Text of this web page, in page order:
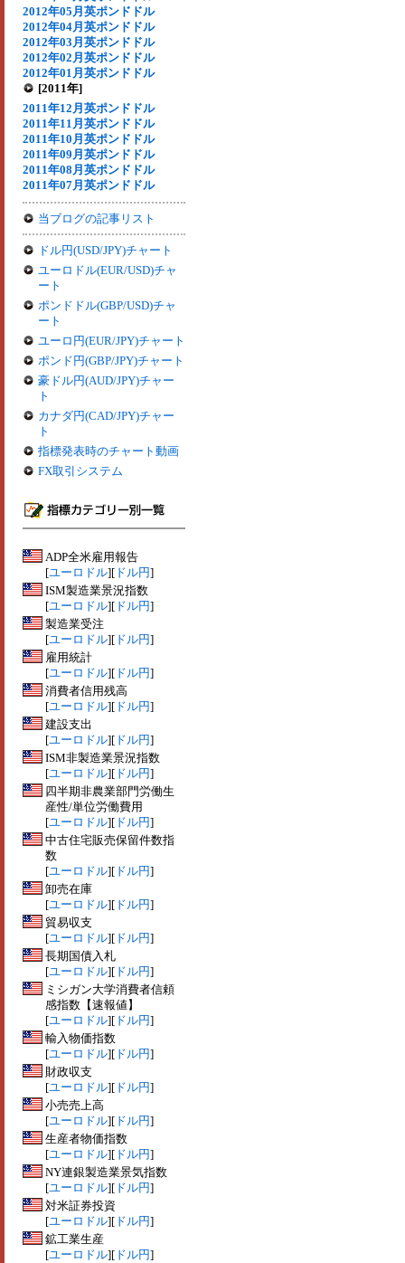
2012年05月英ポンドドル
2012年04月英ポンドドル
2012年03月英ポンドドル
2012年02月英ポンドドル
2012年01月英ポンドドル
[2011年]
2011年12月英ポンドドル
2011年11月英ポンドドル
2011年10月英ポンドドル
2011年09月英ポンドドル
2011年08月英ポンドドル
2011年07月英ポンドドル
当ブログの記事リスト
ドル円(USD/JPY)チャート
ユーロドル(EUR/USD)チャ
ート
ポンドドル(GBP/USD)チャ
ート
ユーロ円(EUR/JPY)チャート
ポンド円(GBP/JPY)チャート
豪ドル円(AUD/JPY)チャー
ト
カナダ円(CAD/JPY)チャー
ト
指標発表時のチャート動画
FX取引システム
ADP全米雇用報告
[ユーロドル][ ドル円]
ISM製造業景況指数
[ユーロドル][ ドル円]
製造業受注
[ユーロドル][ ドル円]
雇用統計
[ユーロドル][ ドル円]
消費者信用残高
[ユーロドル][ ドル円]
建設支出
[ユーロドル][ ドル円]
ISM非製造業景況指数
[ユーロドル][ ドル円]
四半期非農業部門労働生
産性/単位労働費用
[ユーロドル][ ドル円]
中古住宅販売保留件数指
数
[ユーロドル][ ドル円]
卸売在庫
[ユーロドル][ ドル円]
貿易収支
[ユーロドル][ ドル円]
長期国債入札
[ユーロドル][ ドル円]
ミシガン大学消費者信頼
感指数【速報値】
[ユーロドル][ ドル円]
輸入物価指数
[ユーロドル][ ドル円]
財政収支
[ユーロドル][ ドル円]
小売売上高
[ユーロドル][ ドル円]
生産者物価指数
[ユーロドル][ ドル円]
NY連銀製造業景気指数
[ユーロドル][ ドル円]
対米証券投資
[ユーロドル][ ドル円]
鉱工業生産
[ユーロドル][ ドル円]